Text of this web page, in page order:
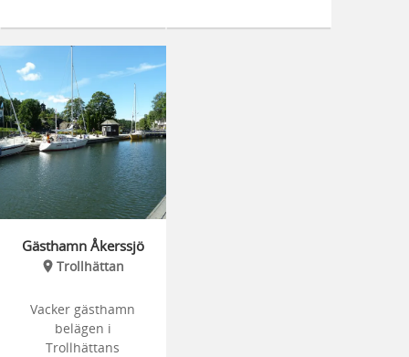
Gästhamn Åkerssjö
Trollhättan
Vacker gästhamn
belägen i
Trollhättans